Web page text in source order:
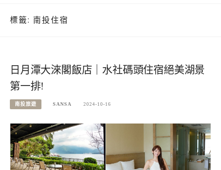
標籤: 南投住宿
日月潭大淶閣飯店｜水社碼頭住宿絕美湖景
第一排!
南投旅遊 SANSA 2024-10-16